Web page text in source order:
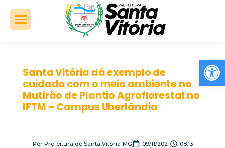
Santa Vitória dá exemplo de
cuidado com o meio ambiente no
Mutirão de Plantio Agroflorestal no
IFTM – Campus Uberlândia
PorPrefeitura de Santa Vitória-MG 09/11/2021 08:13